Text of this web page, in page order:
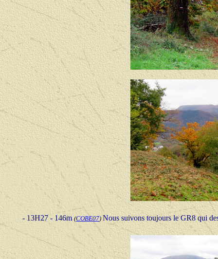
- 13H27 - 146m(COBE07) Nous suivons toujours le GR8 qui